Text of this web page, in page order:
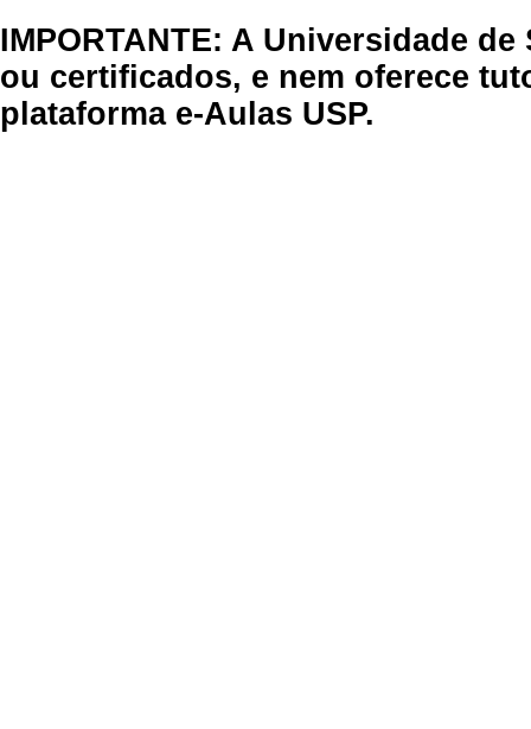
IMPORTANTE: A Universidade
ou certificados, e nem oferece
plataforma e-Aulas USP.